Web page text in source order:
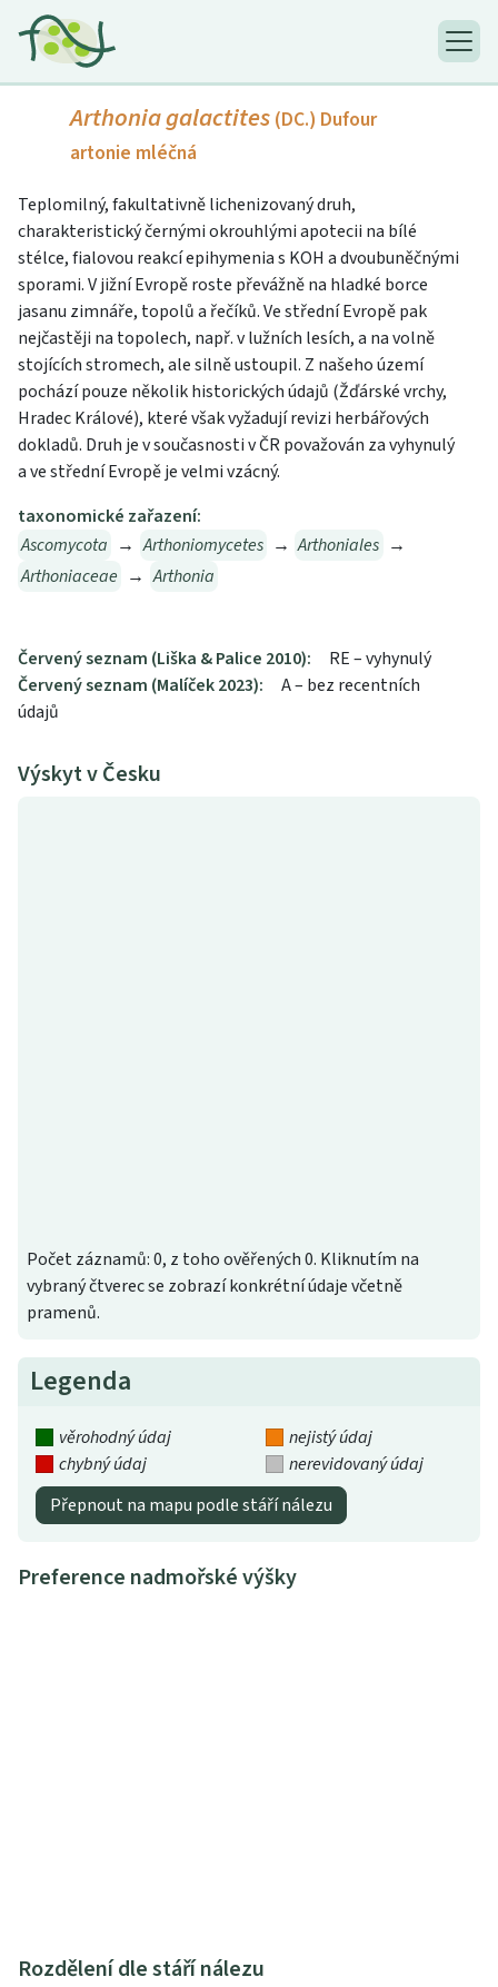
Arthonia galactites (DC.) Dufour
artonie mléčná
Teplomilný, fakultativně lichenizovaný druh,
charakteristický černými okrouhlými apotecii na bílé
stélce, fialovou reakcí epihymenia s KOH a dvoubuněčnými
sporami. V jižní Evropě roste převážně na hladké borce
jasanu zimnáře, topolů a řečíků. Ve střední Evropě pak
nejčastěji na topolech, např. v lužních lesích, a na volně
stojících stromech, ale silně ustoupil. Z našeho území
pochází pouze několik historických údajů (Žďárské vrchy,
Hradec Králové), které však vyžadují revizi herbářových
dokladů. Druh je v současnosti v ČR považován za vyhynulý
a ve střední Evropě je velmi vzácný.
taxonomické zařazení:
Ascomycota → Arthoniomycetes → Arthoniales →
Arthoniaceae → Arthonia
Červený seznam (Liška & Palice 2010):
RE – vyhynulý
Červený seznam (Malíček 2023):
A – bez recentních
údajů
Výskyt v Česku
Počet záznamů: 0, z toho ověřených 0. Kliknutím na
vybraný čtverec se zobrazí konkrétní údaje včetně
pramenů.
Legenda
věrohodný údaj
nejistý údaj
chybný údaj
nerevidovaný údaj
Přepnout na mapu podle stáří nálezu
Preference nadmořské výšky
Rozdělení dle stáří nálezu